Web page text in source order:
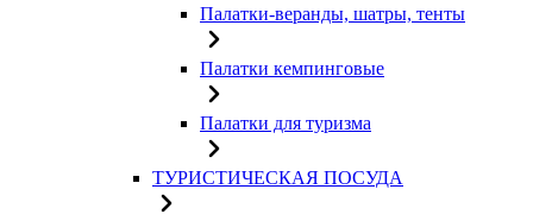
Палатки-веранды, шатры, тенты
Палатки кемпинговые
Палатки для туризма
ТУРИСТИЧЕСКАЯ ПОСУДА